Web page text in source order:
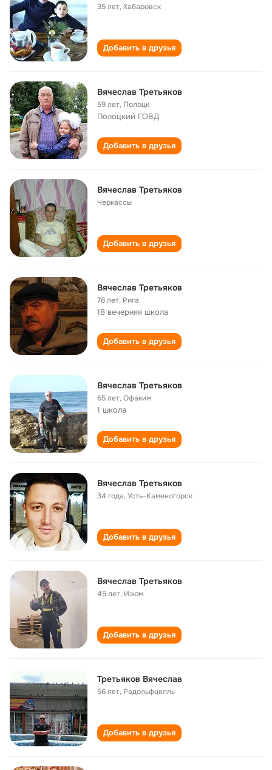
35 лет,Хабаровск
Добавить в друзья
Вячеслав Третьяков
59 лет, Полоцк
Полоцкий ГОВД
Добавить в друзья
Вячеслав Третьяков
Черкассы
Добавить в друзья
Вячеслав Третьяков
78 лет, Рига
18 вечерняя школа
Добавить в друзья
Вячеслав Третьяков
65 лет,Офаким
1 школа
Добавить в друзья
Вячеслав Третьяков
34 года,Усть-Каменогорск
Добавить в друзья
Вячеслав Третьяков
45 лет, Изюм
Добавить в друзья
Третьяков Вячеслав
56 лет, Радольфцелль
Добавить в друзья